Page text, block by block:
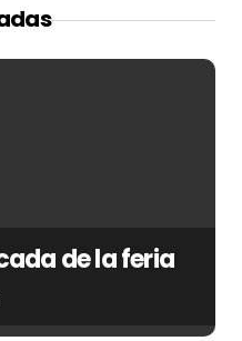
de la feria